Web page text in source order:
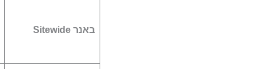
באנר Sitewide